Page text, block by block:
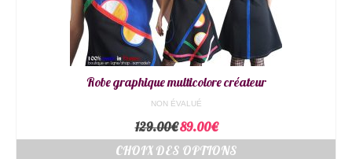
Robe graphique multicolore créateur
NON ÉVALUÉ
129.00€89.00€
CHOIX DES OPTIONS